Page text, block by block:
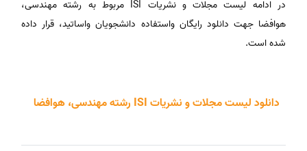
در ادامه لیست مجلات و نشریات ISI مربوط به رشته مهندسی،
هوافضا جهت دانلود رایگان واستفاده دانشجویان واساتید، قرار داده
شده است.
دانلود لیست مجلات و نشریات ISI رشته مهندسی، هوافضا